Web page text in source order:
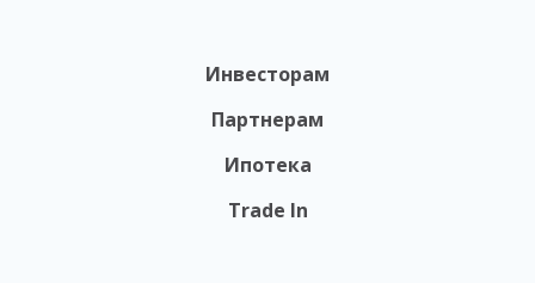
Инвесторам
Партнерам
Ипотека
Trade In